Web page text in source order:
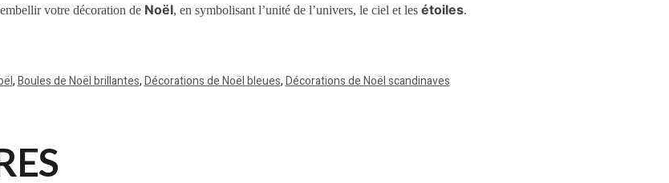
votre décoration de Noël, en symbolisant l’unité de l’univers, le ciel et lesétoiles.
,Boules de Noël brillantes,Décorations de Noël bleues,Décorations de Noël scandinaves